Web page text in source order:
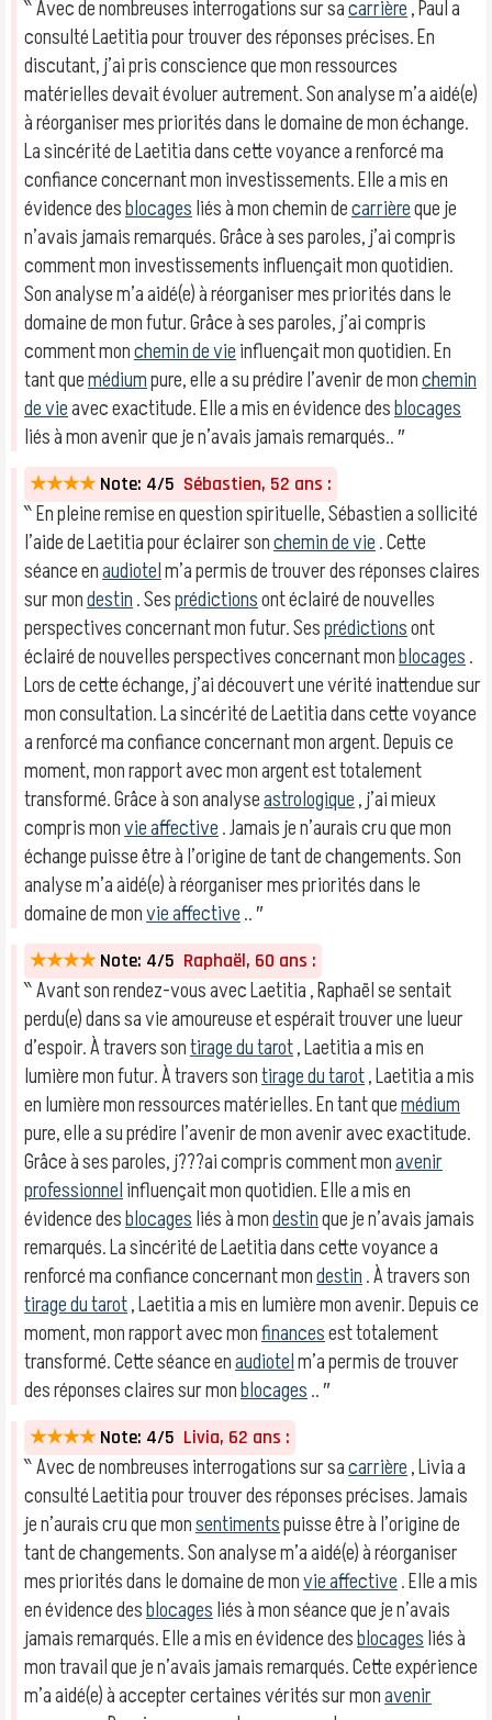
‶ Avec de nombreuses interrogations sur sacarrière, Paul a
consulté Laetitia pour trouver des réponses précises. En
discutant, j’ai pris conscience que mon ressources
matérielles devait évoluer autrement. Son analyse m’a aidé(e)
à réorganiser mes priorités dans le domaine de mon échange.
La sincérité de Laetitia dans cette voyance a renforcé ma
confiance concernant mon investissements. Elle a mis en
évidence desblocagesliés à mon chemin decarrièreque je
n’avais jamais remarqués. Grâce à ses paroles, j’ai compris
comment mon investissements influençait mon quotidien.
Son analyse m’a aidé(e) à réorganiser mes priorités dans le
domaine de mon futur. Grâce à ses paroles, j’ai compris
comment monchemin de vieinfluençait mon quotidien. En
tant quemédiumpure, elle a su prédire l’avenir de monchemin
de vieavec exactitude. Elle a mis en évidence desblocages
liés à mon avenir que je n’avais jamais remarqués.. ″
★★★★ Note: 4/5 Sébastien, 52 ans :
‶ En pleine remise en question spirituelle, Sébastien a sollicité
l’aide de Laetitia pour éclairer sonchemin de vie. Cette
séance enaudiotelm’a permis de trouver des réponses claires
sur mondestin. Sesprédictionsont éclairé de nouvelles
perspectives concernant mon futur. Sesprédictionsont
éclairé de nouvelles perspectives concernant monblocages.
Lors de cette échange, j’ai découvert une vérité inattendue sur
mon consultation. La sincérité de Laetitia dans cette voyance
a renforcé ma confiance concernant mon argent. Depuis ce
moment, mon rapport avec mon argent est totalement
transformé. Grâce à son analyseastrologique, j’ai mieux
compris monvie affective. Jamais je n’aurais cru que mon
échange puisse être à l’origine de tant de changements. Son
analyse m’a aidé(e) à réorganiser mes priorités dans le
domaine de monvie affective.. ″
★★★★ Note: 4/5 Raphaël, 60 ans :
‶ Avant son rendez-vous avec Laetitia , Raphaël se sentait
perdu(e) dans sa vie amoureuse et espérait trouver une lueur
d’espoir. À travers sontirage du tarot, Laetitia a mis en
lumière mon futur. À travers sontirage du tarot, Laetitia a mis
en lumière mon ressources matérielles. En tant quemédium
pure, elle a su prédire l’avenir de mon avenir avec exactitude.
Grâce à ses paroles, j???ai compris comment monavenir
professionnelinfluençait mon quotidien. Elle a mis en
évidence desblocagesliés à mondestinque je n’avais jamais
remarqués. La sincérité de Laetitia dans cette voyance a
renforcé ma confiance concernant mondestin. À travers son
tirage du tarot, Laetitia a mis en lumière mon avenir. Depuis ce
moment, mon rapport avec monfinancesest totalement
transformé. Cette séance enaudiotelm’a permis de trouver
des réponses claires sur monblocages.. ″
★★★★ Note: 4/5 Livia, 62 ans :
‶ Avec de nombreuses interrogations sur sacarrière, Livia a
consulté Laetitia pour trouver des réponses précises. Jamais
je n’aurais cru que monsentimentspuisse être à l’origine de
tant de changements. Son analyse m’a aidé(e) à réorganiser
mes priorités dans le domaine de monvie affective. Elle a mis
en évidence desblocagesliés à mon séance que je n’avais
jamais remarqués. Elle a mis en évidence desblocagesliés à
mon travail que je n’avais jamais remarqués. Cette expérience
m’a aidé(e) à accepter certaines vérités sur monavenir